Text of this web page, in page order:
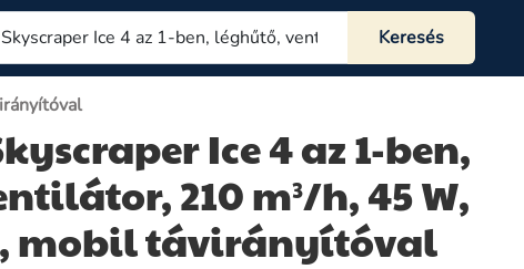
Ice 4 az 1-ben,
210 m³/h, 45 W,
mobil távirányítóval